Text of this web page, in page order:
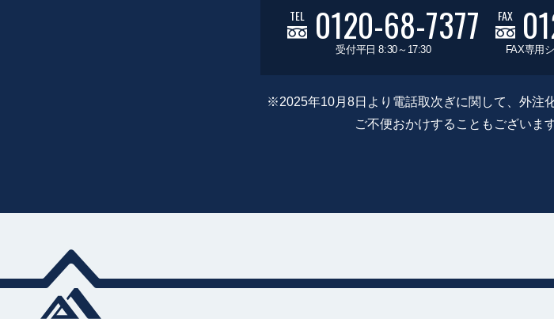
TEL 0120-68-7377
受付平日 8:30～17:30
FAX
FAX専用
※2025年10月8日より電話取次ぎに関して、外注
ご不便おかけすることもございま